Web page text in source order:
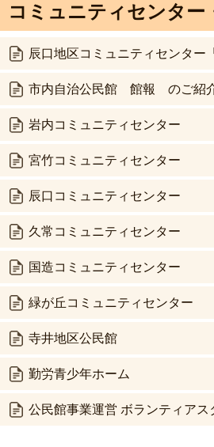
コミュニティセンター
辰口地区コミュニティセンター
市内自治公民館 館報 のご紹
岩内コミュニティセンター
宮竹コミュニティセンター
辰口コミュニティセンター
久常コミュニティセンター
国造コミュニティセンター
緑が丘コミュニティセンター
寺井地区公民館
勤労青少年ホーム
公民館事業運営 ボランティアス